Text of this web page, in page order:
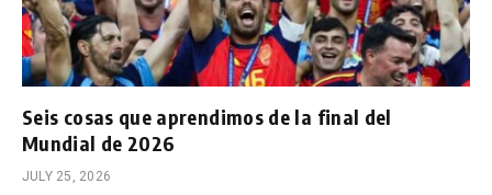
Seis cosas que aprendimos de la final del
Mundial de 2026
JULY 25, 2026